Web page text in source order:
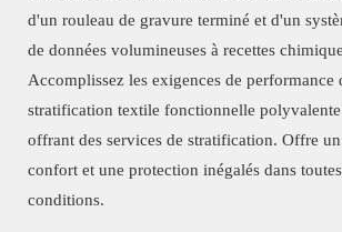
d'un rouleau de gravure terminé et d'un
de données volumineuses à recettes
Accomplissez les exigences de performance
stratification textile fonctionnelle polyvalente
offrant des services de stratification. Offre un
confort et une protection inégalés dans
conditions.